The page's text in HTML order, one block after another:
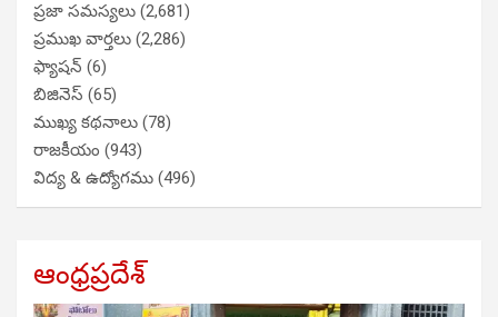
ప్రజా సమస్యలు (2,681)
ప్రముఖ వార్తలు (2,286)
ఫ్యాషన్ (6)
బిజినెస్ (65)
ముఖ్య కథనాలు (78)
రాజకీయం (943)
విద్య & ఉద్యోగము (496)
ఆంధ్రప్రదేశ్